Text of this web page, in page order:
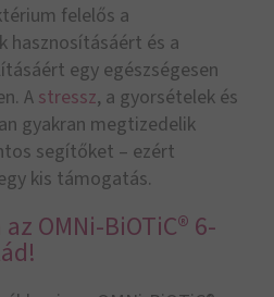
felelős a
hasznosításáért és a
egy egészségesen
Astressz, a gyorsételek és
gyakran megtizedelik
segítőket – ezért
kis támogatás.
OMNi-BiOTiC® 6-